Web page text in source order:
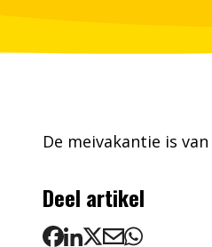
De meivakantie is
Deel artikel